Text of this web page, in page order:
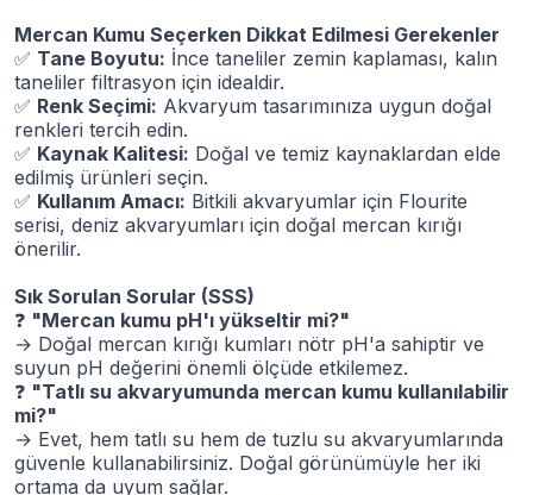
Mercan Kumu Seçerken Dikkat Edilmesi Gerekenler
✅ Tane Boyutu: İnce taneliler zemin kaplaması, kalın
taneliler filtrasyon için idealdir.
✅ Renk Seçimi: Akvaryum tasarımınıza uygun doğal
renkleri tercih edin.
✅ Kaynak Kalitesi: Doğal ve temiz kaynaklardan elde
edilmiş ürünleri seçin.
✅ Kullanım Amacı: Bitkili akvaryumlar için Flourite
serisi, deniz akvaryumları için doğal mercan kırığı
önerilir.
Sık Sorulan Sorular (SSS)
❓ "Mercan kumu pH'ı yükseltir mi?"
→ Doğal mercan kırığı kumları nötr pH'a sahiptir ve
suyun pH değerini önemli ölçüde etkilemez.
❓ "Tatlı su akvaryumunda mercan kumu kullanılabilir
mi?"
→ Evet, hem tatlı su hem de tuzlu su akvaryumlarında
güvenle kullanabilirsiniz. Doğal görünümüyle her iki
ortama da uyum sağlar.